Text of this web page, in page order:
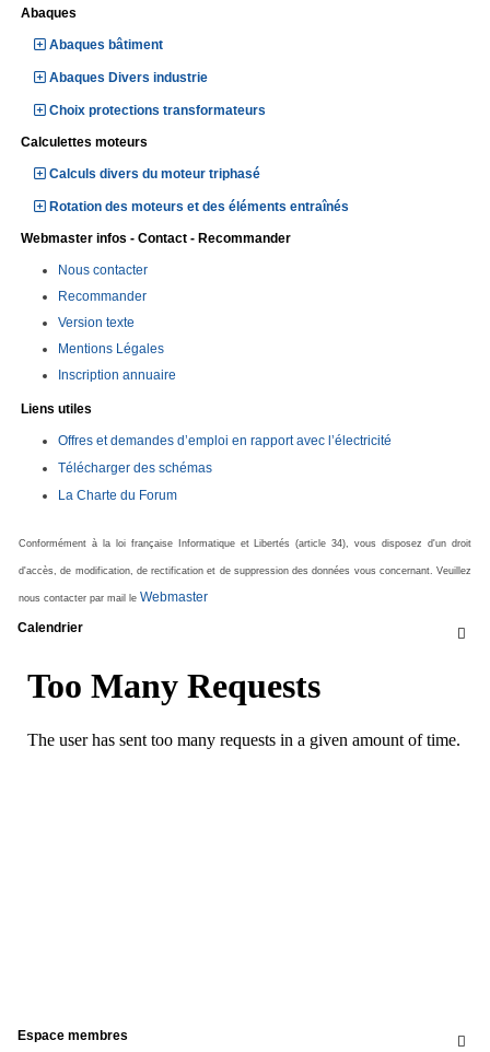
Abaques
Abaques bâtiment
Abaques Divers industrie
Choix protections transformateurs
Calculettes moteurs
Calculs divers du moteur triphasé
Rotation des moteurs et des éléments entraînés
Webmaster infos - Contact - Recommander
Nous contacter
Recommander
Version texte
Mentions Légales
Inscription annuaire
Liens utiles
Offres et demandes d’emploi en rapport avec l’électricité
Télécharger des schémas
La Charte du Forum
Conformément à la loi française Informatique et Libertés (article 34), vous disposez d'un droit
d'accès, de modification, de rectification et de suppression des données vous concernant. Veuillez
nous contacter par mail le Webmaster

Calendrier

Espace membres